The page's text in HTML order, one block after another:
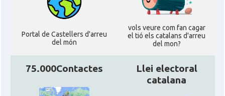
Catalans a Philadelphia,
Pennsylvania, USA
CAMON
Portal de Castellers d'arreu
del món
vols veure com fan cagar
el tió els catalans d'arreu
del mon?
75.000Contactes
Llei electoral
catalana